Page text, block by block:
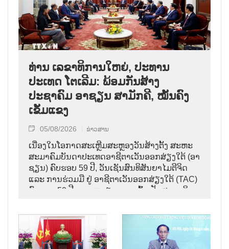
ທ່ານ ເລຂາທິການໃຫຍ່, ປະທານ
ປະເທດ ໂຕເລີມ: ພ້ອມກັນສ້າງ
ປະຊາຄົມ ອາຊຽນ ສາມັກຄີ, ໝັ້ນຄົງ
ເຂັ້ມແຂງ
05/08/2026 ຂ່າວສານ
ເນື່ອງໃນໂອກາດສະເຫຼີມສະຫຼອງວັນສ້າງຕັ້ງ ສະຫະ
ສະມາຄົມບັນດາປະເທດອາຊີຕາເວັນອອກສ່ຽງໃຕ້ (ອາ
ຊຽນ) ຄົບຮອບ 59 ປີ, ວັນເຊັນສົນທິສັນຍາໄມຕີຈິດ
ແລະ ການຮ່ວມມື ຢູ່ ອາຊີຕາເວັນອອກສ່ຽງໃຕ້ (TAC)
ຄົບຮອບ 50 ປີ ແລະ ຫວຽດນາມ ເຂົ້າເປັນສະມາຊິກ